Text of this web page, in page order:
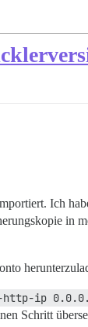
Ich
http-ip
Schritt